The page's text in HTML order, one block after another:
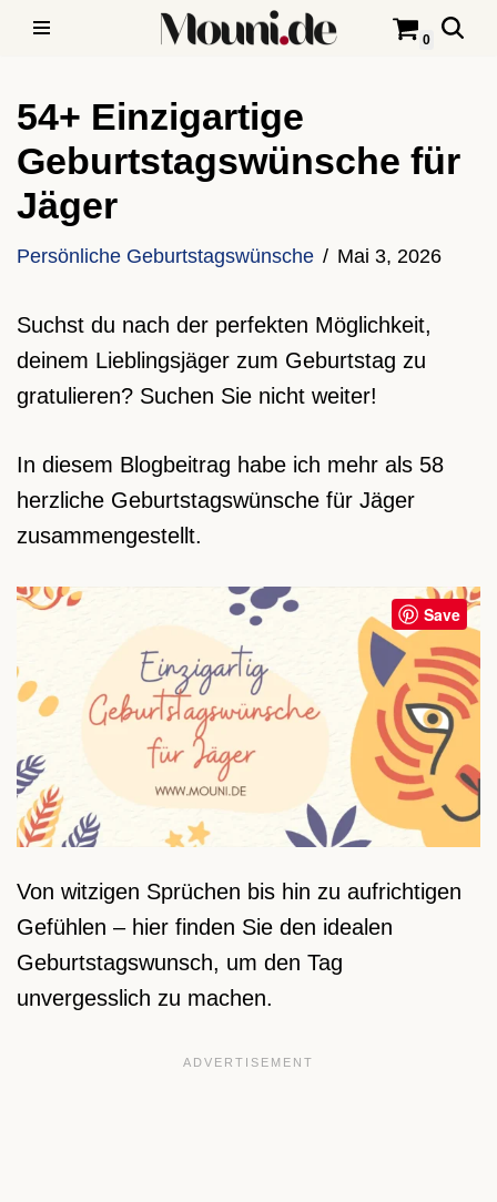
Inhalt
springen
0
54+ Einzigartige
Geburtstagswünsche für
Jäger
Persönliche Geburtstagswünsche Mai 3, 2026
Suchst du nach der perfekten Möglichkeit,
deinem Lieblingsjäger zum Geburtstag zu
gratulieren? Suchen Sie nicht weiter!
In diesem Blogbeitrag habe ich mehr als 58
herzliche Geburtstagswünsche für Jäger
zusammengestellt.
Save
Von witzigen Sprüchen bis hin zu aufrichtigen
Gefühlen – hier finden Sie den idealen
Geburtstagswunsch, um den Tag
unvergesslich zu machen.